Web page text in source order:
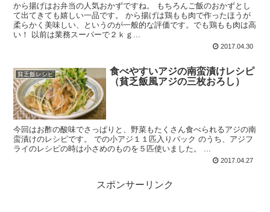
から揚げはお弁当の人気おかずですね。 もちろんご飯のおかずとし
て出てきても嬉しい一品です。 から揚げは鶏もも肉で作ったほうが
柔らかく美味しい、というのが一般的な評価です。でも鶏もも肉は高
い！ 以前は業務スーパーで２ｋｇ...
2017.04.30
貧乏飯レシピ
食べやすいアジの南蛮漬けレシピ
（貧乏飯風アジの三枚おろし）
今回はお酢の酸味でさっぱりと、野菜もたくさん食べられるアジの南
蛮漬けのレシピです。 での小アジ１１匹入りパック のうち、アジフ
ライのレシピの時は小さめのものを５匹使いました。 ...
2017.04.27
スポンサーリンク